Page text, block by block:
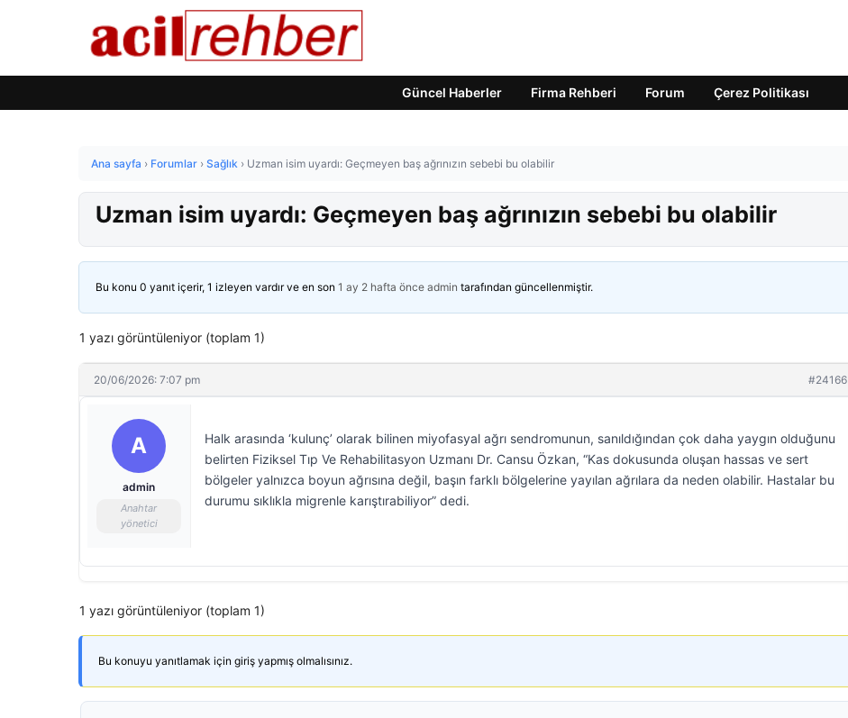
Güncel Haberler Firma Rehberi Forum Çerez Politikası
Ana sayfa › Forumlar › Sağlık › Uzman isim uyardı: Geçmeyen baş ağrınızın sebebi bu olabilir
Uzman isim uyardı: Geçmeyen baş ağrınızın sebebi bu olabilir
Bu konu 0 yanıt içerir, 1 izleyen vardır ve en son 1 ay 2 hafta önce admin tarafından güncellenmiştir.
1 yazı görüntüleniyor (toplam 1)
20/06/2026: 7:07 pm #24166
A
admin
Anahtar
yönetici
Halk arasında ‘kulunç’ olarak bilinen miyofasyal ağrı sendromunun, sanıldığından çok daha yaygın olduğunu
belirten Fiziksel Tıp Ve Rehabilitasyon Uzmanı Dr. Cansu Özkan, “Kas dokusunda oluşan hassas ve sert
bölgeler yalnızca boyun ağrısına değil, başın farklı bölgelerine yayılan ağrılara da neden olabilir. Hastalar bu
durumu sıklıkla migrenle karıştırabiliyor” dedi.
1 yazı görüntüleniyor (toplam 1)
Bu konuyu yanıtlamak için giriş yapmış olmalısınız.